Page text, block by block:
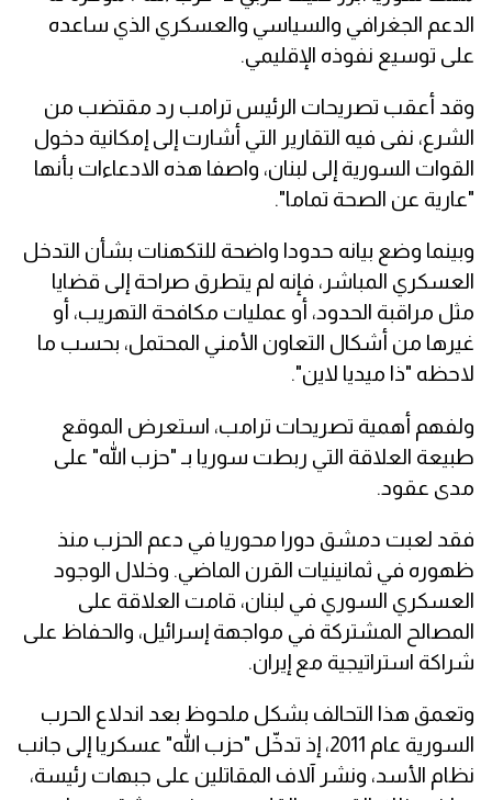
الدعم الجغرافي والسياسي والعسكري الذي ساعده
على توسيع نفوذه الإقليمي.
وقد أعقب تصريحات الرئيس ترامب رد مقتضب من
الشرع، نفى فيه التقارير التي أشارت إلى إمكانية دخول
القوات السورية إلى لبنان، واصفا هذه الادعاءات بأنها
"عارية عن الصحة تماما".
وبينما وضع بيانه حدودا واضحة للتكهنات بشأن التدخل
العسكري المباشر، فإنه لم يتطرق صراحة إلى قضايا
مثل مراقبة الحدود، أو عمليات مكافحة التهريب، أو
غيرها من أشكال التعاون الأمني المحتمل، بحسب ما
لاحظه "ذا ميديا لاين".
ولفهم أهمية تصريحات ترامب، استعرض الموقع
طبيعة العلاقة التي ربطت سوريا بـ "حزب الله" على
مدى عقود.
فقد لعبت دمشق دورا محوريا في دعم الحزب منذ
ظهوره في ثمانينيات القرن الماضي. وخلال الوجود
العسكري السوري في لبنان، قامت العلاقة على
المصالح المشتركة في مواجهة إسرائيل، والحفاظ على
شراكة استراتيجية مع إيران.
وتعمق هذا التحالف بشكل ملحوظ بعد اندلاع الحرب
السورية عام 2011، إذ تدخّل "حزب الله" عسكريا إلى جانب
نظام الأسد، ونشر آلاف المقاتلين على جبهات رئيسة،